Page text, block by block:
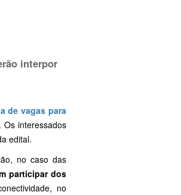
interpor
de vagas para
. Os interessados
edital.
no caso das
participar dos
no